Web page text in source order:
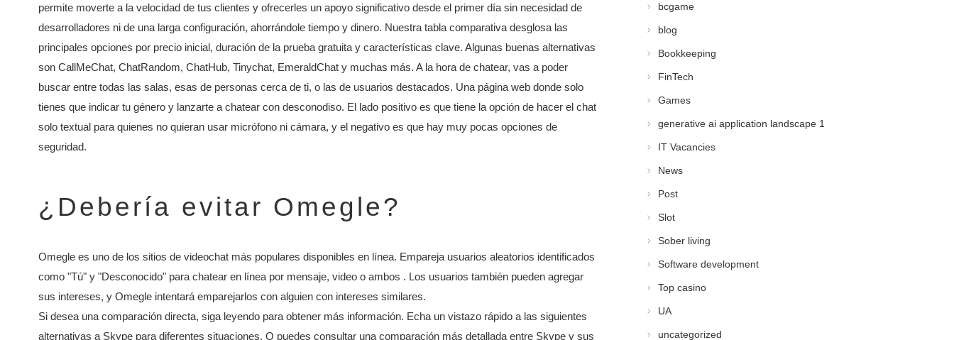
permite moverte a la velocidad de tus clientes y ofrecerles un apoyo significativo desde el primer día sin necesidad de
desarrolladores ni de una larga configuración, ahorrándole tiempo y dinero. Nuestra tabla comparativa desglosa las
principales opciones por precio inicial, duración de la prueba gratuita y características clave. Algunas buenas alternativas
son CallMeChat, ChatRandom, ChatHub, Tinychat, EmeraldChat y muchas más. A la hora de chatear, vas a poder
buscar entre todas las salas, esas de personas cerca de ti, o las de usuarios destacados. Una página web donde solo
tienes que indicar tu género y lanzarte a chatear con desconodiso. El lado positivo es que tiene la opción de hacer el chat
solo textual para quienes no quieran usar micrófono ni cámara, y el negativo es que hay muy pocas opciones de
seguridad.
¿Debería evitar Omegle?
Omegle es uno de los sitios de videochat más populares disponibles en línea. Empareja usuarios aleatorios identificados
como "Tú" y "Desconocido" para chatear en línea por mensaje, video o ambos . Los usuarios también pueden agregar
sus intereses, y Omegle intentará emparejarlos con alguien con intereses similares.
Si desea una comparación directa, siga leyendo para obtener más información. Echa un vistazo rápido a las siguientes
alternativas a Skype para diferentes situaciones. O puedes consultar una comparación más detallada entre Skype y sus
bcgame
blog
Bookkeeping
FinTech
Games
generative ai application landscape 1
IT Vacancies
News
Post
Slot
Sober living
Software development
Top casino
UA
uncategorized